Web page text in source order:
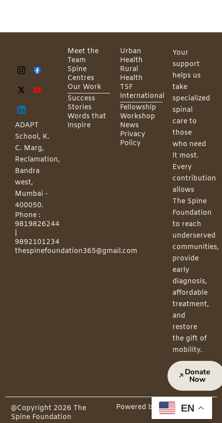
ADAPT
School, K.
C. Marg,
Reclamation,
Bandra
west,
Mumbai -
400050.
Phone :
9819826244
9892101234
thespinefoundation365@gmail.com
Meet the
Team
Spine
Centres
Our Work
Success
Stories
Words that
Inspire
Urban
Health
Rural
Health
TSF
International
Fellowship
Workshop
News
Privacy
Policy
Your
support
helps us
take
specialized
spinal
care to
those
who need
it most.
Every
contribution
allows
The Spine
Foundation
to reach
underserved
communities,
provide
early
diagnosis,
affordable
treatment,
and
restore
the gift of
mobility.
Donate
Now
@Copyright 2026 The
Spine Foundation
Powered by PepMedia
EN